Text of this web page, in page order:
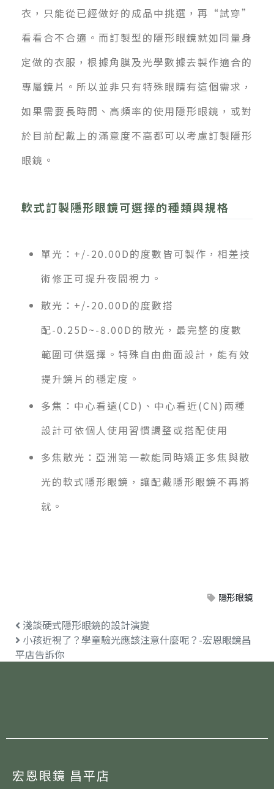
衣，只能從已經做好的成品中挑選，再“試穿”
看看合不合適。而訂製型的隱形眼鏡就如同量身
定做的衣服，根據角膜及光學數據去製作適合的
專屬鏡片。所以並非只有特殊眼睛有這個需求，
如果需要長時間、高頻率的使用隱形眼鏡，或對
於目前配戴上的滿意度不高都可以考慮訂製隱形
眼鏡。
軟式訂製隱形眼鏡可選擇的種類與規格
單光：+/-20.00D的度數皆可製作，相差技
術修正可提升夜間視力。
散光：+/-20.00D的度數搭
配-0.25D~-8.00D的散光，最完整的度數
範圍可供選擇。特殊自由曲面設計，能有效
提升鏡片的穩定度。
多焦：中心看遠(CD)、中心看近(CN)兩種
設計可依個人使用習慣調整或搭配使用
多焦散光：亞洲第一款能同時矯正多焦與散
光的軟式隱形眼鏡，讓配戴隱形眼鏡不再將
就。
隱形眼鏡
淺談硬式隱形眼鏡的設計演變
小孩近視了？學童驗光應該注意什麼呢？-宏恩眼鏡昌
平店告訴你
宏恩眼鏡 昌平店